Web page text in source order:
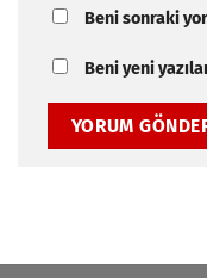
Beni sonraki
Beni yeni